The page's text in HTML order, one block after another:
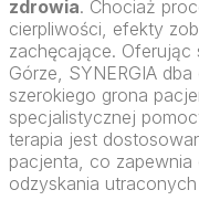
zdrowia. Chociaż
cierpliwości, efekty
zachęcające. Oferując
Górze, SYNERGIA
szerokiego grona
specjalistycznej
terapia jest
pacjenta, co
odzyskania